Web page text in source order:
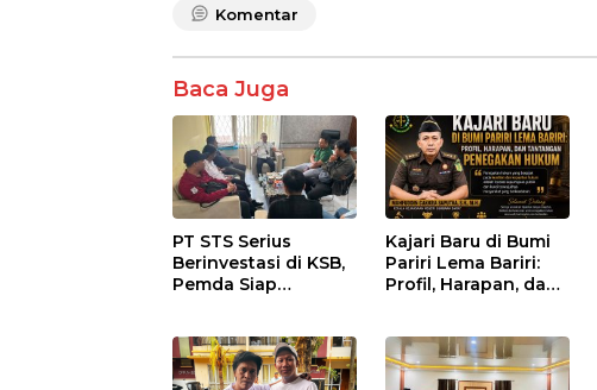
Komentar
Baca Juga
PT STS Serius
Berinvestasi di KSB,
Pemda Siap
Kepatuhan Regulasi
Kajari Baru di Bumi
Pariri Lema Bariri:
Profil, Harapan, dan